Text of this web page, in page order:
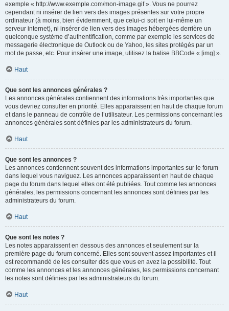
exemple « http://www.exemple.com/mon-image.gif ». Vous ne pourrez
cependant ni insérer de lien vers des images présentes sur votre propre
ordinateur (à moins, bien évidemment, que celui-ci soit en lui-même un
serveur internet), ni insérer de lien vers des images hébergées derrière un
quelconque système d’authentification, comme par exemple les services de
messagerie électronique de Outlook ou de Yahoo, les sites protégés par un
mot de passe, etc. Pour insérer une image, utilisez la balise BBCode « [img] ».
Haut
Que sont les annonces générales ?
Les annonces générales contiennent des informations très importantes que
vous devriez consulter en priorité. Elles apparaissent en haut de chaque forum
et dans le panneau de contrôle de l’utilisateur. Les permissions concernant les
annonces générales sont définies par les administrateurs du forum.
Haut
Que sont les annonces ?
Les annonces contiennent souvent des informations importantes sur le forum
dans lequel vous naviguez. Les annonces apparaissent en haut de chaque
page du forum dans lequel elles ont été publiées. Tout comme les annonces
générales, les permissions concernant les annonces sont définies par les
administrateurs du forum.
Haut
Que sont les notes ?
Les notes apparaissent en dessous des annonces et seulement sur la
première page du forum concerné. Elles sont souvent assez importantes et il
est recommandé de les consulter dès que vous en avez la possibilité. Tout
comme les annonces et les annonces générales, les permissions concernant
les notes sont définies par les administrateurs du forum.
Haut